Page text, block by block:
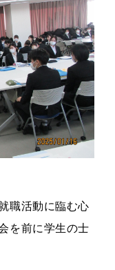
職活動に臨む心
を前に学生の士